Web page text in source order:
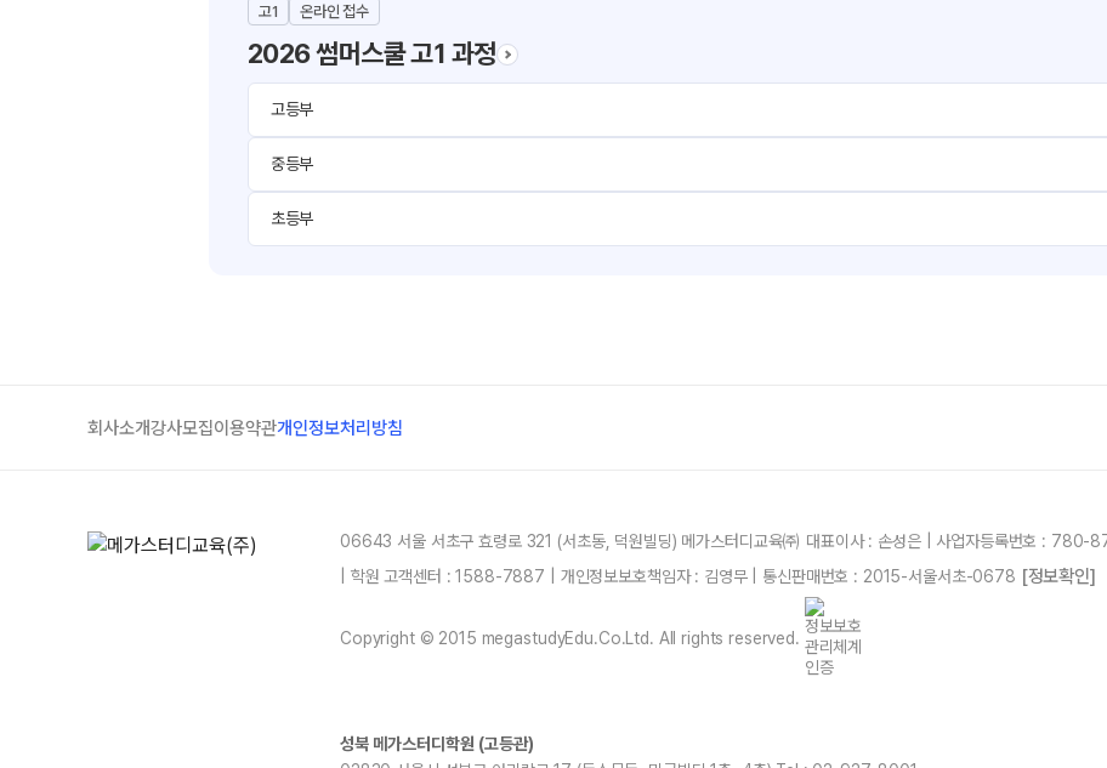
고1 온라인 접수
2026 썸머스쿨 고1 과정
고등부
중등부
초등부
회사소개강사모집이용약관개인정보처리방침
06643 서울 서초구 효령로 321 (서초동, 덕원빌딩) 메가스터디교육㈜ 대표이사 : 손성은 | 사업자등록번호 :
| 학원 고객센터 : 1588-7887 | 개인정보보호책임자 : 김영무 | 통신판매번호 : 2015-서울서초-0678 [정보확인]
Copyright © 2015 megastudyEdu.Co.Ltd. All rights reserved.
성북 메가스터디학원 (고등관)